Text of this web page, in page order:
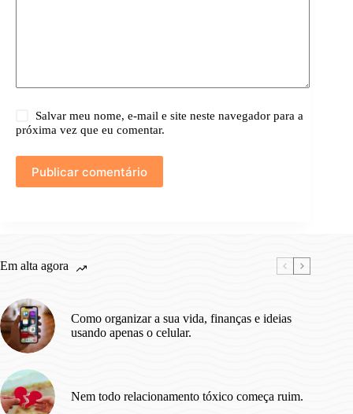
Salvar meu nome, e-mail e site neste navegador para a
próxima vez que eu comentar.
Publicar comentário
Em alta agora
Como organizar a sua vida, finanças e ideias
usando apenas o celular.
Nem todo relacionamento tóxico começa ruim.